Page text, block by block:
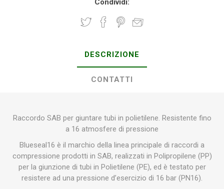
Condividi:
DESCRIZIONE
CONTATTI
Raccordo SAB per giuntare tubi in polietilene. Resistente fino
a 16 atmosfere di pressione
Blueseal16 è il marchio della linea principale di raccordi a
compressione prodotti in SAB, realizzati in Polipropilene (PP)
per la giunzione di tubi in Polietilene (PE), ed è testato per
resistere ad una pressione d’esercizio di 16 bar (PN16).